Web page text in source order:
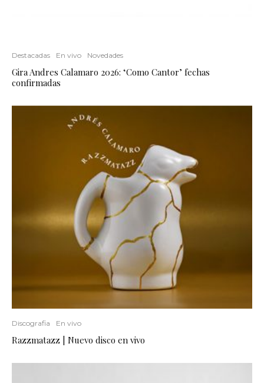
Destacadas En vivo Novedades
Gira Andres Calamaro 2026: ‘Como Cantor’ fechas
confirmadas
Discografia En vivo
Razzmatazz | Nuevo disco en vivo